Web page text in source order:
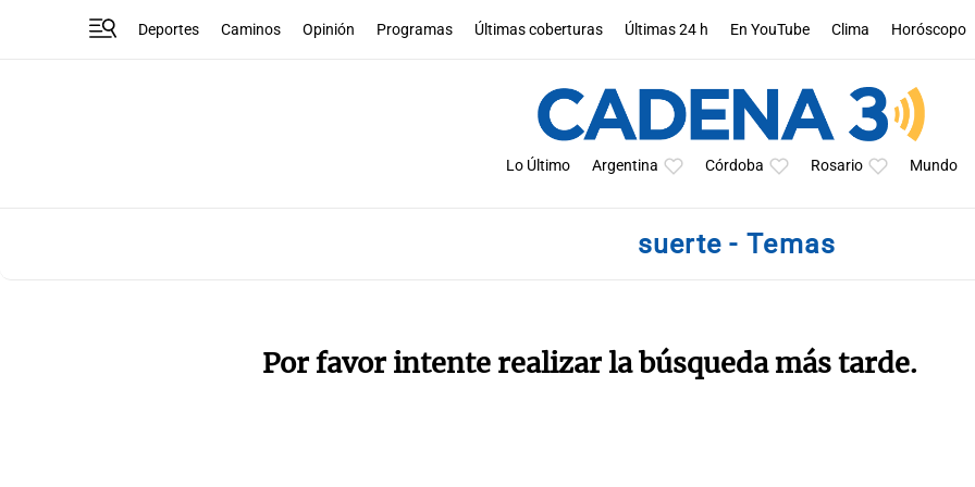
Deportes Caminos Opinión Programas Últimas coberturas Últimas 24 h En YouTube Clima Horóscopo
Lo Último Argentina Córdoba Rosario Mundo
suerte - Temas
Por favor intente realizar la búsqueda más tarde.